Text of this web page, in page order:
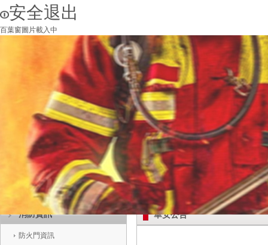
安全退出
百葉窗圖片載入中
消防資訊
防火門資訊
華安公告